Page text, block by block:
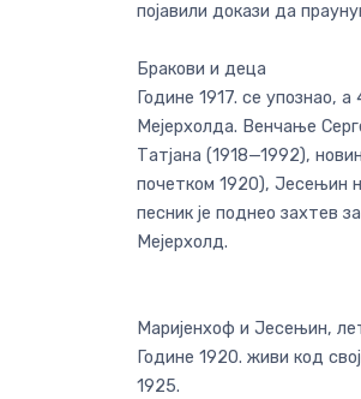
појавили докази да
Бракови и деца
Године 1917. се упознао,
Мејерхолда. Венчање
Татјана (1918—1992),
почетком 1920), Јесењин
песник је поднео захтев
Мејерхолд.
Маријенхоф и Јесењин,
Године 1920. живи код
1925.